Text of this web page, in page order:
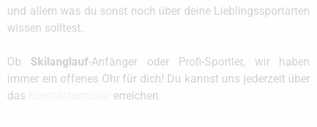
und allem was du sonst noch über deine Lieblingssportarten
wissen solltest.
Ob Skilanglauf-Anfänger oder Profi-Sportler, wir haben
immer ein offenes Ohr für dich! Du kannst uns jederzeit über
das
erreichen.